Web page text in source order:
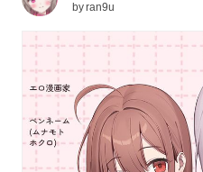
byran9u